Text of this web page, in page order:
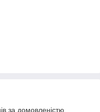
за домовленістю